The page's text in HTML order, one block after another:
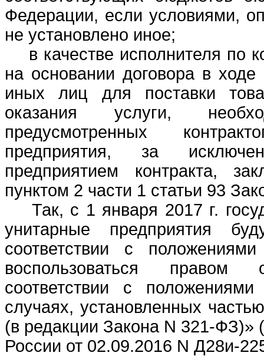
Федерации, если условиями,
не установлено иное;
в качестве исполнителя по
на основании договора в ходе
иных лиц для поставки
оказания услуги,
предусмотренных
предприятия, за
предприятием контракта,
пунктом 2 части 1 статьи 93
Так, с 1 января 2017 г.
унитарные предприятия
соответствии с
воспользоваться правом
соответствии с
случаях, установленных
(в редакции Закона N 321-ФЗ)»
России от 02.09.2016 N Д28и-